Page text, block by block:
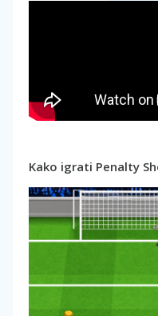
Kako igrati Penalty